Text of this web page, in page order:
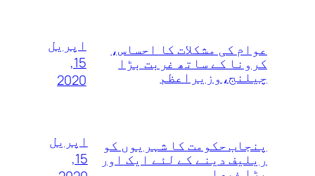
عوام کی مشکلات کا احساس،
کرونا کے ساتھ غربت بڑا
چیلنج،وزیراعظم
اپریل
15,
2020
پنجاب حکومت کا شہریوں کو
ریلیف دینے کے لئے ایک اور
اپریل
15,